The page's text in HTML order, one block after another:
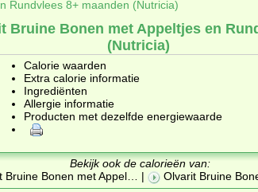
Rundvlees 8+ maanden (Nutricia)
Bruine Bonen met Appeltjes en
(Nutricia)
Calorie waarden
Extra calorie informatie
Ingrediënten
Allergie informatie
Producten met dezelfde energiewaarde
Bekijk ook de calorieën van:
Bonen met Appel… | Olvarit Bruine